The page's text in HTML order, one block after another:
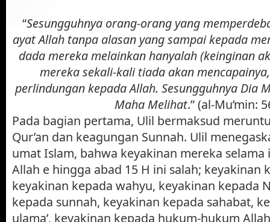
“Sesungguhnya orang-orang yang
ayat Allah tanpa alasan yang sampai kepada
dada mereka melainkan hanyalah (keinginan
mereka sekali-kali tiada akan
perlindungan kepada Allah. Sesungguhnya Dia
Maha Melihat.” (al-Mu’min:
Pada bagian pertama, Ulil bermaksud
Qur’an dan keagungan Sunnah. Ulil
umat Islam, bahwa keyakinan mereka selama
Allah e hingga abad 15 H ini salah; keyakinan
keyakinan kepada wahyu, keyakinan kepada
kepada sunnah, keyakinan kepada sahabat,
ulama’, keyakinan kepada hukum-hukum